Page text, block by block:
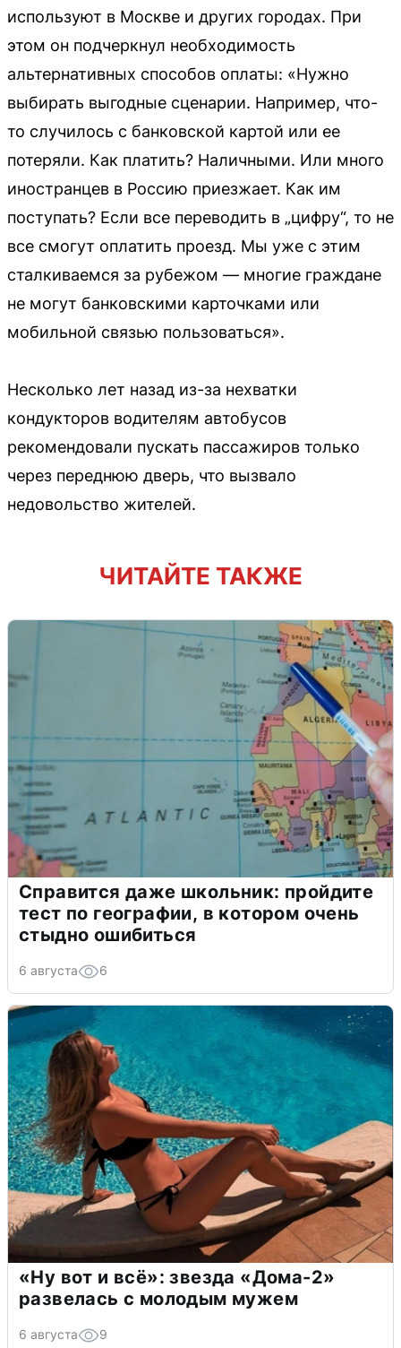
используют в Москве и других городах. При
этом он подчеркнул необходимость
альтернативных способов оплаты: «Нужно
выбирать выгодные сценарии. Например, что-
то случилось с банковской картой или ее
потеряли. Как платить? Наличными. Или много
иностранцев в Россию приезжает. Как им
поступать? Если все переводить в „цифру“, то не
все смогут оплатить проезд. Мы уже с этим
сталкиваемся за рубежом — многие граждане
не могут банковскими карточками или
мобильной связью пользоваться».
Несколько лет назад из-за нехватки
кондукторов водителям автобусов
рекомендовали пускать пассажиров только
через переднюю дверь, что вызвало
недовольство жителей.
ЧИТАЙТЕ ТАКЖЕ
Справится даже школьник: пройдите
тест по географии, в котором очень
стыдно ошибиться
6 августа 6
«Ну вот и всё»: звезда «Дома-2»
развелась с молодым мужем
6 августа 9